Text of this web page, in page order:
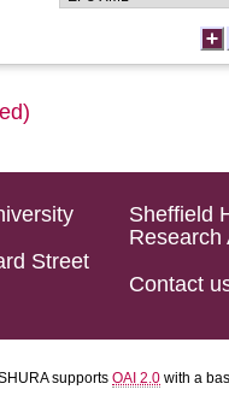
Street
Sheffield
Research
Contact
supports OAI 2.0 with a